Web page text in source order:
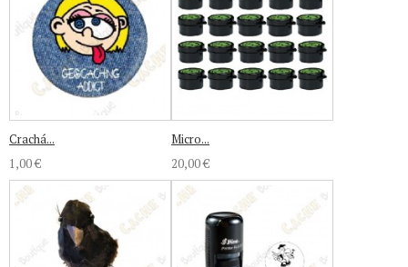
Crachá...
1,00 €
Micro...
20,00 €